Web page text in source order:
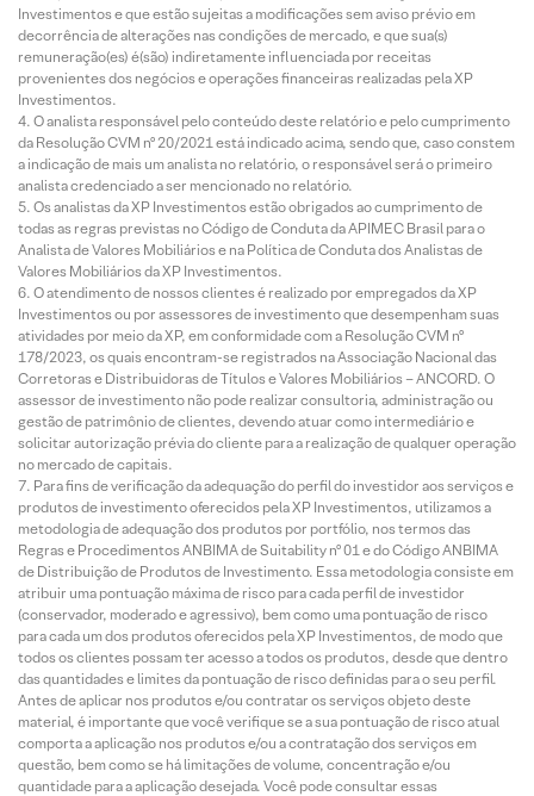
Investimentos e que estão sujeitas a modificações sem aviso prévio em
decorrência de alterações nas condições de mercado, e que sua(s)
remuneração(es) é(são) indiretamente influenciada por receitas
provenientes dos negócios e operações financeiras realizadas pela XP
Investimentos.
O analista responsável pelo conteúdo deste relatório e pelo cumprimento
da Resolução CVM nº 20/2021 está indicado acima, sendo que, caso constem
a indicação de mais um analista no relatório, o responsável será o primeiro
analista credenciado a ser mencionado no relatório.
Os analistas da XP Investimentos estão obrigados ao cumprimento de
todas as regras previstas no Código de Conduta da APIMEC Brasil para o
Analista de Valores Mobiliários e na Política de Conduta dos Analistas de
Valores Mobiliários da XP Investimentos.
O atendimento de nossos clientes é realizado por empregados da XP
Investimentos ou por assessores de investimento que desempenham suas
atividades por meio da XP, em conformidade com a Resolução CVM nº
178/2023, os quais encontram-se registrados na Associação Nacional das
Corretoras e Distribuidoras de Títulos e Valores Mobiliários – ANCORD. O
assessor de investimento não pode realizar consultoria, administração ou
gestão de patrimônio de clientes, devendo atuar como intermediário e
solicitar autorização prévia do cliente para a realização de qualquer operação
no mercado de capitais.
Para fins de verificação da adequação do perfil do investidor aos serviços e
produtos de investimento oferecidos pela XP Investimentos, utilizamos a
metodologia de adequação dos produtos por portfólio, nos termos das
Regras e Procedimentos ANBIMA de Suitability nº 01 e do Código ANBIMA
de Distribuição de Produtos de Investimento. Essa metodologia consiste em
atribuir uma pontuação máxima de risco para cada perfil de investidor
(conservador, moderado e agressivo), bem como uma pontuação de risco
para cada um dos produtos oferecidos pela XP Investimentos, de modo que
todos os clientes possam ter acesso a todos os produtos, desde que dentro
das quantidades e limites da pontuação de risco definidas para o seu perfil.
Antes de aplicar nos produtos e/ou contratar os serviços objeto deste
material, é importante que você verifique se a sua pontuação de risco atual
comporta a aplicação nos produtos e/ou a contratação dos serviços em
questão, bem como se há limitações de volume, concentração e/ou
quantidade para a aplicação desejada. Você pode consultar essas